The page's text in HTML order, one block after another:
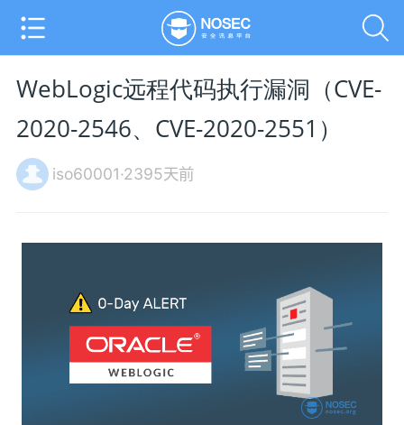
WebLogic远程代码执行漏洞（CVE-
2020-2546、CVE-2020-2551）
iso60001·2395天前